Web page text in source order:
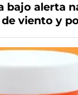
bajo alerta
viento y